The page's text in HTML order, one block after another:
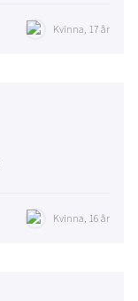
Kvinna, 17 år
Kvinna, 16 år